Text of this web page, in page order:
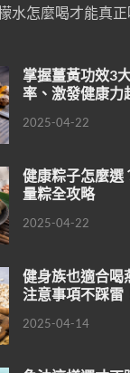
水怎麼喝才能真
掌握薑黃功效3
率、激發健康力
2025-04-22
健康粽子怎麼選
量粽全攻略
2025-04-22
健身族也適合喝
注意事項不踩雷
2025-04-14